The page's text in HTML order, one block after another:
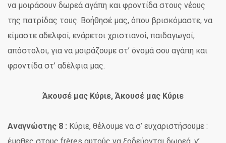
να μοιράσουν δωρεά αγάπη και φροντίδα στους νέους
της πατρίδας τους. Βοήθησέ μας, όπου βρισκόμαστε, να
είμαστε αδελφοί, ενάρετοι χριστιανοί, παιδαγωγοί,
απόστολοι, για να μοιράζουμε στ’ όνομά σου αγάπη και
φροντίδα στ’ αδέλφια μας.
Άκουσέ μας Κύριε, Άκουσέ μας Κύριε
Αναγνώστης 8 : Κύριε, θέλουμε να σ’ ευχαριστήσουμε :